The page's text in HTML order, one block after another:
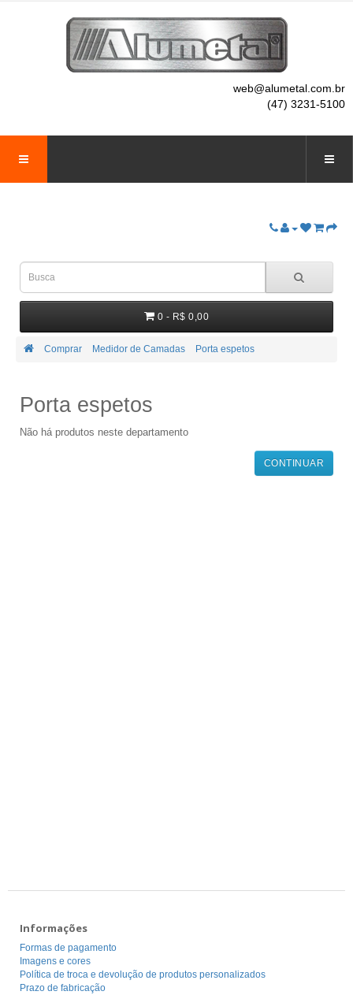
web@alumetal.com.br
(47) 3231-5100
0 - R$ 0,00
Comprar Medidor de Camadas Porta espetos
Porta espetos
Não há produtos neste departamento
CONTINUAR
Informações
Formas de pagamento
Imagens e cores
Política de troca e devolução de produtos personalizados
Prazo de fabricação